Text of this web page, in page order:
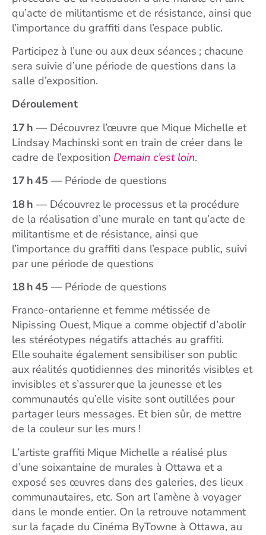
qu’acte de militantisme et de résistance, ainsi que
l’importance du graffiti dans l’espace public.
Participez à l’une ou aux deux séances ; chacune
sera suivie d’une période de questions dans la
salle d’exposition.
Déroulement
17 h — Découvrez l’œuvre que Mique Michelle et
Lindsay Machinski sont en train de créer dans le
cadre de l’exposition Demain c’est loin.
17 h 45 — Période de questions
18 h — Découvrez le processus et la procédure
de la réalisation d’une murale en tant qu’acte de
militantisme et de résistance, ainsi que
l’importance du graffiti dans l’espace public, suivi
par une période de questions
18 h 45 — Période de questions
Franco-ontarienne et femme métissée de
Nipissing Ouest, Mique a comme objectif d’abolir
les stéréotypes négatifs attachés au graffiti.
Elle souhaite également sensibiliser son public
aux réalités quotidiennes des minorités visibles et
invisibles et s’assurer que la jeunesse et les
communautés qu’elle visite sont outillées pour
partager leurs messages. Et bien sûr, de mettre
de la couleur sur les murs !
L’artiste graffiti Mique Michelle a réalisé plus
d’une soixantaine de murales à Ottawa et a
exposé ses œuvres dans des galeries, des lieux
communautaires, etc. Son art l’amène à voyager
dans le monde entier. On la retrouve notamment
sur la façade du Cinéma ByTowne à Ottawa, au